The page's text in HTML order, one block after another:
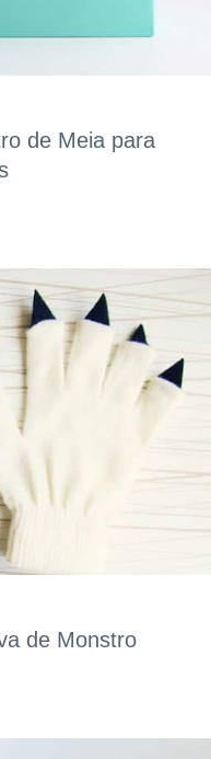
de Meia para
de Monstro